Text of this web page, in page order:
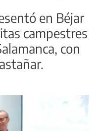
en Béjar
campestres
con